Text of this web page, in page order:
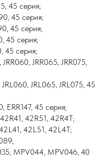
45 серия;
45 серия;
45 серия;
45 серия;
45 серия;
JRR065, JRR075,
JRL065, JRL075, 45
ERR147, 45 серия;
42R51, 42R4T;
42L51, 42L4T;
MPV044, MPV046, 40